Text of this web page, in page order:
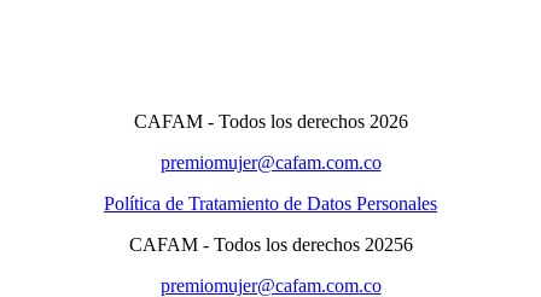
CAFAM - Todos los derechos 2026
premiomujer@cafam.com.co
Política de Tratamiento de Datos Personales
CAFAM - Todos los derechos 20256
premiomujer@cafam.com.co